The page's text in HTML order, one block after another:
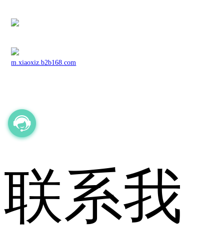
m.xiaoxiz.b2b168.com
联系我